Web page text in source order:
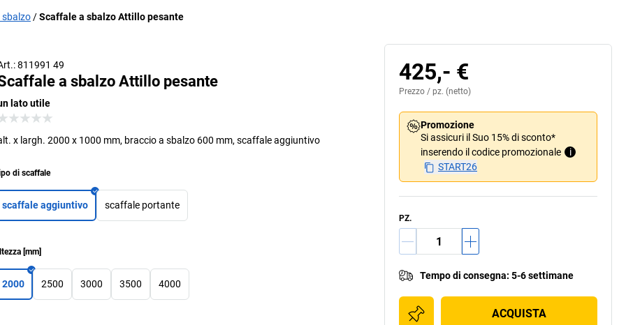
sbalzo Scaffale a sbalzo Attillo pesante
811991 49
a sbalzo Attillo pesante
lato utile
x largh. 2000 x 1000 mm, braccio a sbalzo 600 mm, scaffale aggiuntivo
di scaffale
scaffale aggiuntivo scaffale portante
[mm]
2000 2500 3000 3500 4000
425,- €
Prezzo / pz. (netto)
Promozione
Si assicuri il Suo 15% di sconto*
inserendo il codice promozionale
i
START26
PZ.
Tempo di consegna: 5-6 settimane
ACQUISTA